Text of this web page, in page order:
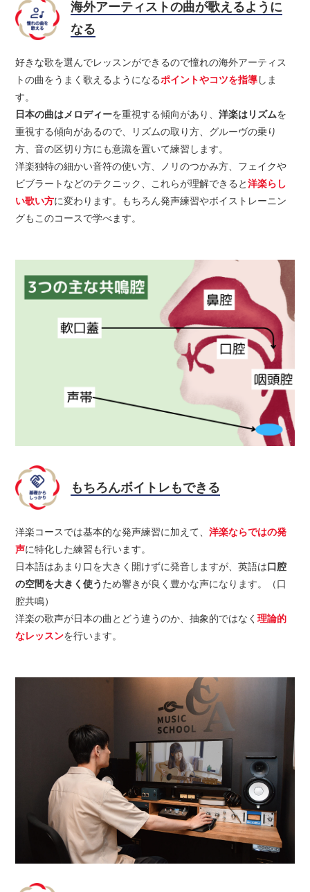
海外アーティストの曲が歌えるように
なる
好きな歌を選んでレッスンができるので憧れの海外アーティス
トの曲をうまく歌えるようになるポイントやコツを指導しま
す。
日本の曲はメロディーを重視する傾向があり、洋楽はリズムを
重視する傾向があるので、リズムの取り方、グルーヴの乗り
方、音の区切り方にも意識を置いて練習します。
洋楽独特の細かい音符の使い方、ノリのつかみ方、フェイクや
ビブラートなどのテクニック、これらが理解できると洋楽らし
い歌い方に変わります。もちろん発声練習やボイストレーニン
グもこのコースで学べます。
もちろんボイトレもできる
洋楽コースでは基本的な発声練習に加えて、洋楽ならではの発
声に特化した練習も行います。
日本語はあまり口を大きく開けずに発音しますが、英語は口腔
の空間を大きく使う ため響きが良く豊かな声になります。（口
腔共鳴）
洋楽の歌声が日本の曲とどう違うのか、抽象的ではなく理論的
なレッスンを行います。